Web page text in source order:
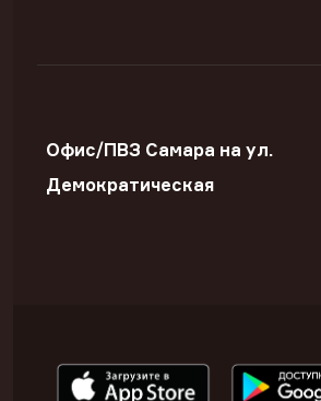
Офис/ПВЗ Самара на ул.
Демократическая